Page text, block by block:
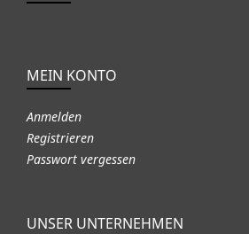
MEIN KONTO
Anmelden
Registrieren
Passwort vergessen
UNSER UNTERNEHMEN